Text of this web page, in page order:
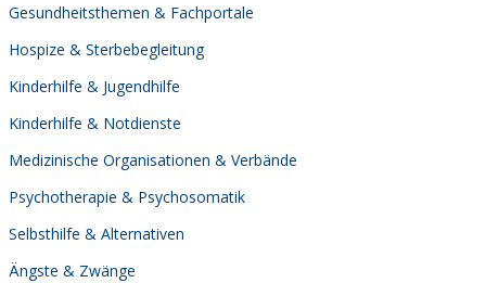
Gesundheitsthemen & Fachportale
Hospize & Sterbebegleitung
Kinderhilfe & Jugendhilfe
Kinderhilfe & Notdienste
Medizinische Organisationen & Verbände
Psychotherapie & Psychosomatik
Selbsthilfe & Alternativen
Ängste & Zwänge